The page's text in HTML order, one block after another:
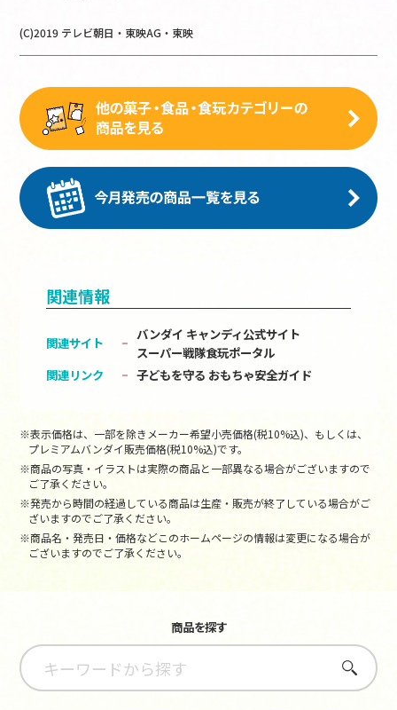
(C)2019 テレビ朝日・東映AG・東映
関連情報
関連サイト
バンダイ キャンディ公式サイト
スーパー戦隊食玩ポータル
関連リンク
子どもを守る おもちゃ安全ガイド
※表示価格は、一部を除きメーカー希望小売価格(税10%込)、もしくは、
プレミアムバンダイ販売価格(税10%込)です。
※商品の写真・イラストは実際の商品と一部異なる場合がございますので
ご了承ください。
※発売から時間の経過している商品は生産・販売が終了している場合がご
ざいますのでご了承ください。
※商品名・発売日・価格などこのホームページの情報は変更になる場合が
ございますのでご了承ください。
商品を探す
さがす